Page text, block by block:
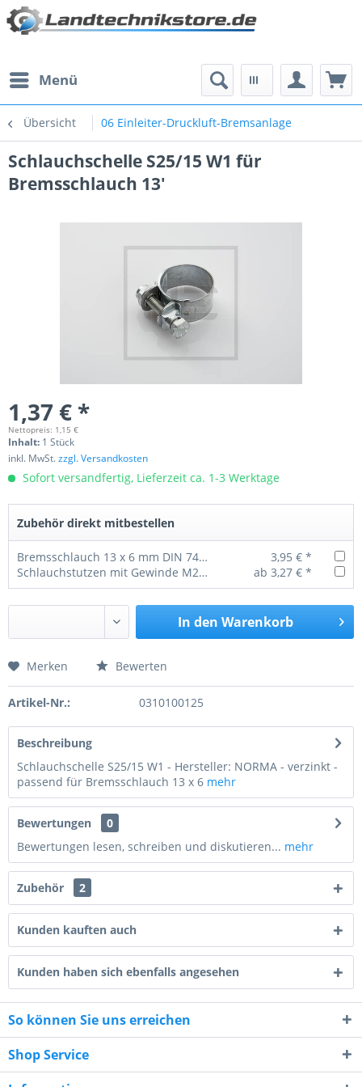
Menü
Übersicht 06 Einleiter-Druckluft-Bremsanlage
Schlauchschelle S25/15 W1 für
Bremsschlauch 13'
1,37 € *
Nettopreis: 1,15 €
Inhalt: 1 Stück
inkl. MwSt.zzgl. Versandkosten
Sofort versandfertig, Lieferzeit ca. 1-3 Werktage
Zubehör direkt mitbestellen
Bremsschlauch 13 x 6 mm DIN 74310 (40m Bund)
3,95 € *
Schlauchstutzen mit Gewinde M22x1,5 Ø13 mm
ab 3,27 € *
In den Warenkorb
Preis anfragen
5 * 4 = ?
Merken Bewerten
Artikel-Nr.: 0310100125
Beschreibung
Schlauchschelle S25/15 W1 - Hersteller: NORMA - verzinkt -
passend für Bremsschlauch 13 x 6 mehr
Bewertungen
0
Bewertungen lesen, schreiben und diskutieren... mehr
Zubehör 2
Kunden kauften auch
Kunden haben sich ebenfalls angesehen
So können Sie uns erreichen
Shop Service